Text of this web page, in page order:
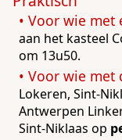
aan het kasteel
om 13u50.
Lokeren, Sint-
Antwerpen
Sint-Niklaas op